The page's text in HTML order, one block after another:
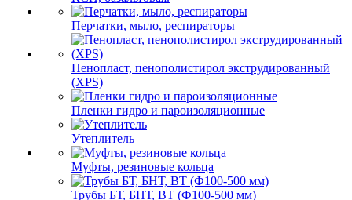
Перчатки, мыло, респираторы
Пенопласт, пенополистирол экструдированный
(XPS)
Пленки гидро и пароизоляционные
Утеплитель
Муфты, резиновые кольца
Трубы БТ, БНТ, ВТ (Ф100-500 мм)